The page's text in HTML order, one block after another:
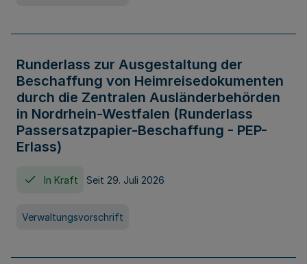
Runderlass zur Ausgestaltung der
Beschaffung von Heimreisedokumenten
durch die Zentralen Ausländerbehörden
in Nordrhein-Westfalen (Runderlass
Passersatzpapier-Beschaffung - PEP-
Erlass)
In Kraft Seit 29. Juli 2026
Verwaltungsvorschrift